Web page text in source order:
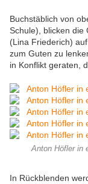
Buchstäblich von
Schule), blicken die
(Lina Friederich)
zum Guten zu
in Konflikt geraten,
Anton Höfler in
In Rückblenden